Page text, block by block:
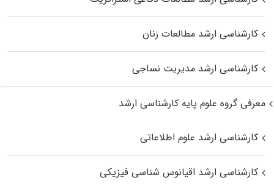
کارشناسی ارشد مطالعات زنان
کارشناسی ارشد مدیریت نساجی
معرفی گروه علوم پایه کارشناسی ارشد
کارشناسی ارشد علوم اطلاعاتی
کارشناسی ارشد اقیانوس‌ شناسی فیزیکی